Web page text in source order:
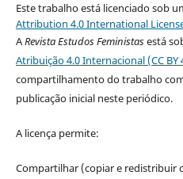
Este trabalho está licenciado sob
Attribution 4.0 International
ARevista Estudos Feministasestá
Atribuição 4.0 Internacional (CC BY
compartilhamento do trabalho
publicação inicial neste periódico.
A licença permite:
Compartilhar (copiar e redistribuir